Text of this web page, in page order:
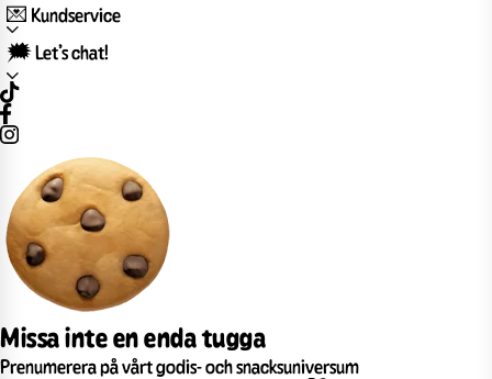
💌 Kundservice
🗯️ Let’s chat!
Missa inte en enda tugga
Prenumerera på vårt godis- och snacksuniversum